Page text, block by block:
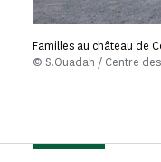
Familles au château de
© S.Ouadah / Centre